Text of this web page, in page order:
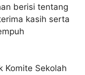
berisi tentang
kasih serta
Komite Sekolah